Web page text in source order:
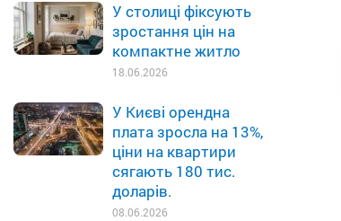
У столиці фіксують
зростання цін на
компактне житло
18.06.2026
У Києві орендна
плата зросла на 13%,
ціни на квартири
сягають 180 тис.
доларів.
08.06.2026